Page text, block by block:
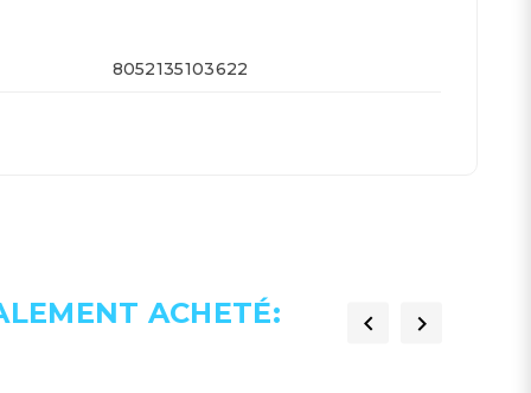
8052135103622
ACHETÉ:  